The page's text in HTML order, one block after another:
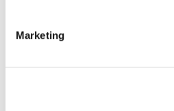
Marketing
(200741230), Spritzring